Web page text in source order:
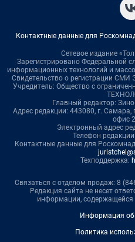
Контактные данные для
Сетевое издание
Зарегистрировано Федеральной
информационных технологий и
Свидетельство о регистрации
Учредитель: Общество с
Главный редактор:
Адрес редакции: 443080, г.
офис
Электронный адрес
Телефон
Контактные данные для
Техподдержка:
Связаться с отделом продаж: 8
Редакция сайта не несет
информации, содержащейся
Информация об
Политика